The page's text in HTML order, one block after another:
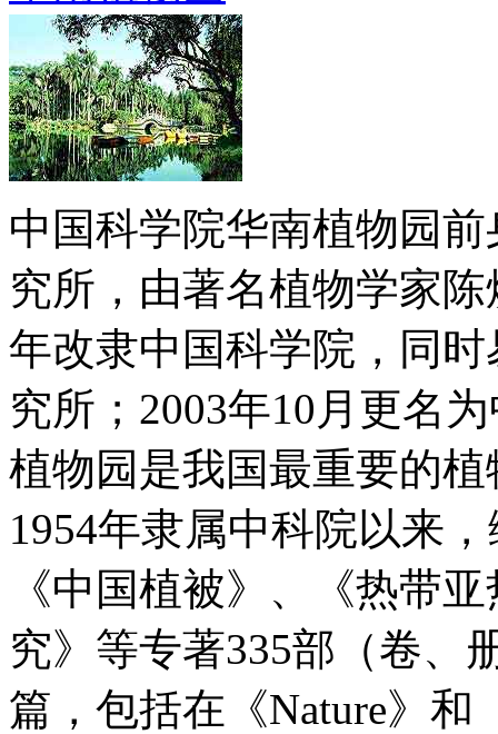
中国科学院华南植物园
究所，由著名植物学家
年改隶中国科学院，同
究所；2003年10月更名
植物园是我国最重要的
1954年隶属中科院以来
《中国植被》、《热带
究》等专著335部（卷、
篇，包括在《Nature》和